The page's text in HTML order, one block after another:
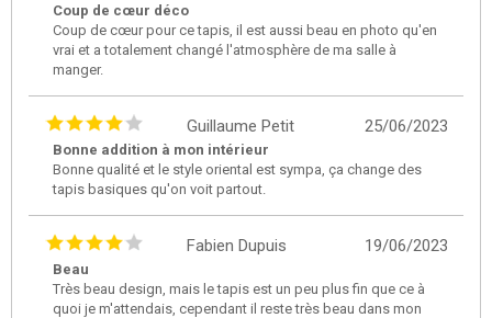
Coup de cœur déco
Coup de cœur pour ce tapis, il est aussi beau en photo qu'en
vrai et a totalement changé l'atmosphère de ma salle à
manger.
25/06/2023
Guillaume Petit
Bonne addition à mon intérieur
Bonne qualité et le style oriental est sympa, ça change des
tapis basiques qu'on voit partout.
19/06/2023
Fabien Dupuis
Beau
Très beau design, mais le tapis est un peu plus fin que ce à
quoi je m'attendais, cependant il reste très beau dans mon